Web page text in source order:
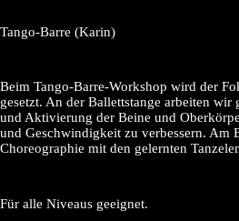
Tango-Barre (Karin)
Beim Tango-Barre-Workshop wird der
gesetzt. An der Ballettstange arbeiten
und Aktivierung der Beine und
und Geschwindigkeit zu verbessern. Am
Choreographie mit den gelernten
Für alle Niveaus geeignet.